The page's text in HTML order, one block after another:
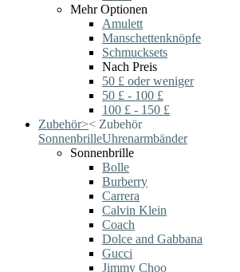
Mehr Optionen
Amulett
Manschettenknöpfe
Schmucksets
Nach Preis
50 £ oder weniger
50 £ - 100 £
100 £ - 150 £
Zubehör>< Zubehör
SonnenbrilleUhrenarmbänder
Sonnenbrille
Bolle
Burberry
Carrera
Calvin Klein
Coach
Dolce and Gabbana
Gucci
Jimmy Choo